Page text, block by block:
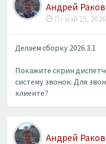
Андрей Раков
Пт май 15,
Делаем сборку 2026.3.1
Покажите скрин
систему звонок. Для
клиенте?
Андрей Раков